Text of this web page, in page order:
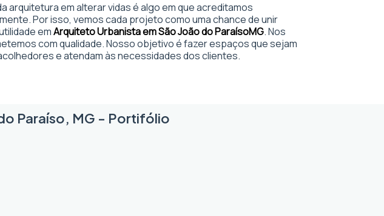
arquitetura em alterar vidas é algo em que acreditamos
Por isso, vemos cada projeto como uma chance de unir
emArquiteto Urbanista em São João do ParaísoMG. Nos
com qualidade. Nosso objetivo é fazer espaços que sejam
e atendam às necessidades dos clientes.
Paraíso, MG - Portifólio